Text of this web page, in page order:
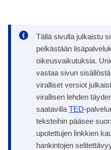
Tällä sivulla julkaistu
pelkästään
oikeusvaikutuksia.
vastaa sivun
viralliset versiot
virallisen lehden
saatavilla TED-
teksteihin pääsee
upotettujen linkkien
hankintojen